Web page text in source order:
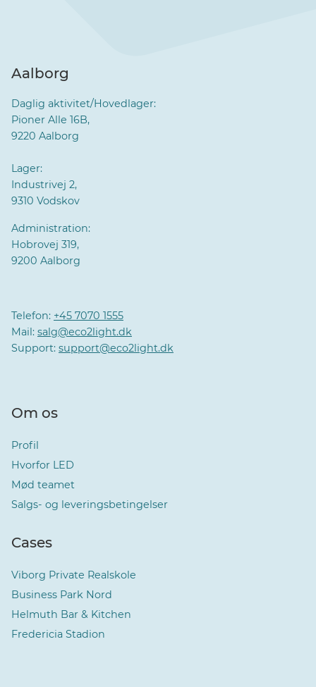
Aalborg
Daglig aktivitet/Hovedlager:
Pioner Alle 16B,
9220 Aalborg
Lager:
Industrivej 2,
9310 Vodskov
Administration:
Hobrovej 319,
9200 Aalborg
Telefon: +45 7070 1555
Mail: salg@eco2light.dk
Support: support@eco2light.dk
Om os
Profil
Hvorfor LED
Mød teamet
Salgs- og leveringsbetingelser
Cases
Viborg Private Realskole
Business Park Nord
Helmuth Bar & Kitchen
Fredericia Stadion